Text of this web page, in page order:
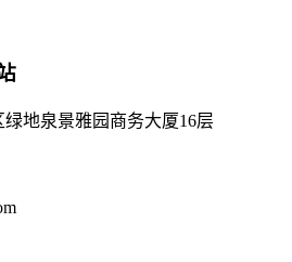
地泉景雅园商务大厦16层